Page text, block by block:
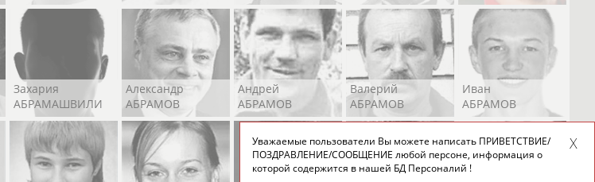
Захария
АБРАМАШВИЛИ
Александр
АБРАМОВ
Андрей
АБРАМОВ
Валерий
АБРАМОВ
Иван
АБРАМОВ
Уважаемые пользователи Вы можете написать ПРИВЕТСТВИЕ/
ПОЗДРАВЛЕНИЕ/СООБЩЕНИЕ любой персоне, информация о
которой содержится в нашей БД Персоналий !